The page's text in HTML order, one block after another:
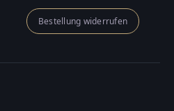
Bestellung widerrufen